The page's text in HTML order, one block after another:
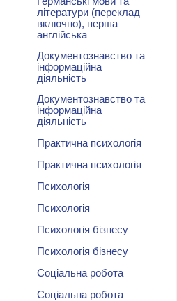
літератури (переклад
включно), перша
англійська
Документознавство та
інформаційна
діяльність
Документознавство та
інформаційна
діяльність
Практична психологія
Практична психологія
Психологія
Психологія
Психологія бізнесу
Психологія бізнесу
Соціальна робота
Соціальна робота